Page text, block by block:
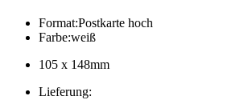
Format:Postkarte hoch
Farbe:weiß
105 x 148mm
Lieferung: